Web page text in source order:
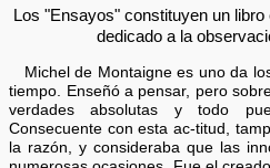
Los "Ensayos" constituyen un
dedicado a la
Michel de Montaigne es uno da
tiempo. Enseñó a pensar, pero
verdades absolutas y todo
Consecuente con esta ac-titud,
la razón, y consideraba que las